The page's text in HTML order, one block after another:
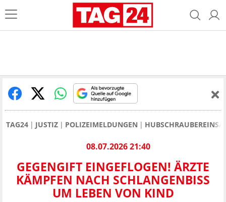
TAG24 JUSTIZ POLIZEIMELDUNGEN
08.07.2026 21:40
GEGENGIFT EINGEFLOGEN! ÄRZTE
KÄMPFEN NACH SCHLANGENBISS
UM LEBEN VON KIND